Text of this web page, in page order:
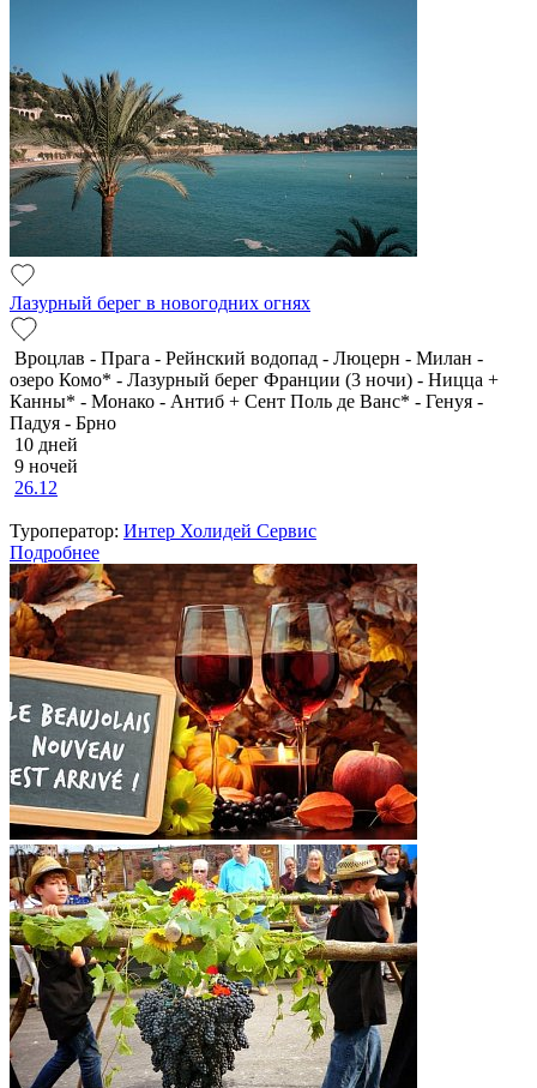
Лазурный берег в новогодних огнях
Вроцлав - Прага - Рейнский водопад - Люцерн - Милан -
озеро Комо* - Лазурный берег Франции (3 ночи) - Ницца +
Канны* - Монако - Антиб + Сент Поль де Ванс* - Генуя -
Падуя - Брно
10 дней
9 ночей
26.12
Туроператор: Интер Холидей Сервис
Подробнее